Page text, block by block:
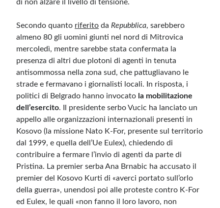
Feed dei commenti
di non alzare il livello di tensione.
Secondo quanto riferito da Repubblica, sarebbero
almeno 80 gli uomini giunti nel nord di Mitrovica
mercoledì, mentre sarebbe stata confermata la
presenza di altri due plotoni di agenti in tenuta
antisommossa nella zona sud, che pattugliavano le
strade e fermavano i giornalisti locali. In risposta, i
politici di Belgrado hanno invocato la mobilitazione
dell’esercito. Il presidente serbo Vucic ha lanciato un
appello alle organizzazioni internazionali presenti in
Kosovo (la missione Nato K-For, presente sul territorio
dal 1999, e quella dell’Ue Eulex), chiedendo di
contribuire a fermare l’invio di agenti da parte di
Pristina. La premier serba Ana Brnabic ha accusato il
premier del Kosovo Kurti di «averci portato sull’orlo
della guerra», unendosi poi alle proteste contro K-For
ed Eulex, le quali «non fanno il loro lavoro, non